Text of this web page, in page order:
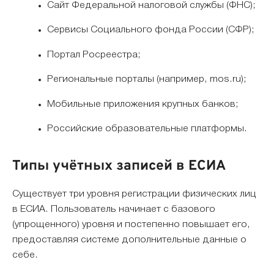
Сайт Федеральной налоговой службы (ФНС);
Сервисы Социального фонда России (СФР);
Портал Росреестра;
Региональные порталы (например, mos.ru);
Мобильные приложения крупных банков;
Российские образовательные платформы.
Типы учётных записей в ЕСИА
Существует три уровня регистрации физических лиц
в ЕСИА. Пользователь начинает с базового
(упрощенного) уровня и постепенно повышает его,
предоставляя системе дополнительные данные о
себе.